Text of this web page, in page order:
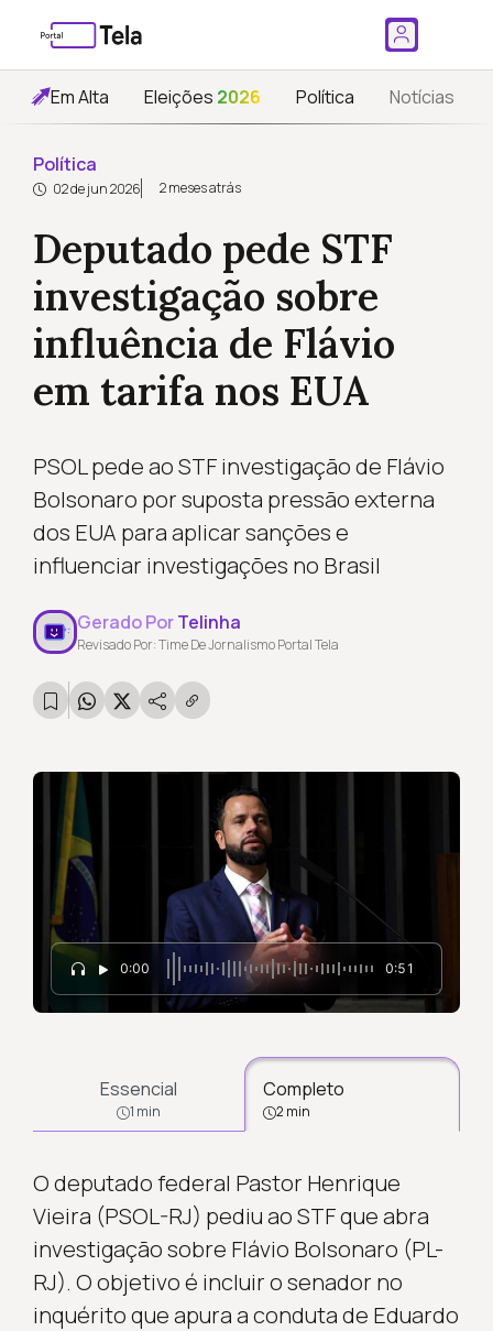
Em Alta Eleições 2026 Política Notícias
Política
02 de jun 2026 2 meses atrás
Deputado pede STF
investigação sobre
influência de Flávio
em tarifa nos EUA
PSOL pede ao STF investigação de Flávio
Bolsonaro por suposta pressão externa
dos EUA para aplicar sanções e
influenciar investigações no Brasil
Gerado PorTelinha
Revisado Por: Time De Jornalismo Portal Tela
0:00 0:51
Essencial
1 min
Completo
2 min
O deputado federal Pastor Henrique
Vieira (PSOL-RJ) pediu ao STF que abra
investigação sobre Flávio Bolsonaro (PL-
RJ). O objetivo é incluir o senador no
inquérito que apura a conduta de Eduardo